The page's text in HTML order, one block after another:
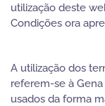
utilização deste
Condições ora
A utilização dos
referem-se à
usados da forma